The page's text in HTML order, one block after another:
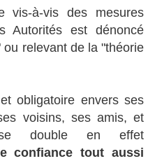
vis-à-vis des mesures
Autorités est dénoncé
relevant de la "théorie
obligatoire envers ses
voisins, ses amis, et
double en effet
confiance tout aussi